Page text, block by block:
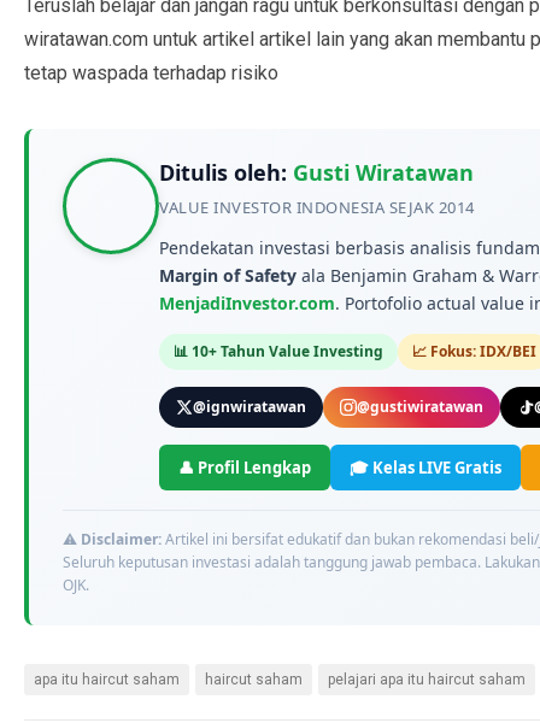
Teruslah belajar dan jangan ragu untuk berkonsultasi dengan
wiratawan.com untuk artikel artikel lain yang akan
tetap waspada terhadap risiko
Ditulis oleh: Gusti Wiratawan
VALUE INVESTOR INDONESIA SEJAK 2014
Pendekatan investasi berbasis analisis
Margin of Safety ala Benjamin Graham &
MenjadiInvestor.com. Portofolio actual value
📊 10+ Tahun Value Investing 📈 Fokus: IDX/BEI
@ignwiratawan @gustiwiratawan
👤 Profil Lengkap 🎓 Kelas LIVE Gratis
⚠️ Disclaimer:Artikel ini bersifat edukatif dan bukan rekomendasi
Seluruh keputusan investasi adalah tanggung jawab pembaca.
OJK.
apa itu haircut saham haircut saham pelajari apa itu haircut saham